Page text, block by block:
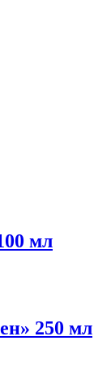
мл
250 мл